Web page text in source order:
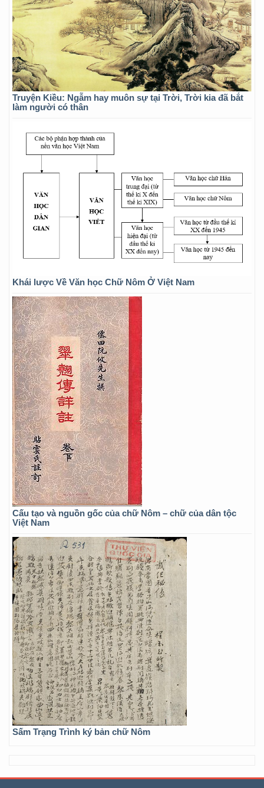
Truyện Kiều: Ngẫm hay muôn sự tại Trời, Trời kia đã bắt
làm người có thân
Khái lược Về Văn học Chữ Nôm Ở Việt Nam
Cấu tạo và nguồn gốc của chữ Nôm – chữ của dân tộc
Việt Nam
Sấm Trạng Trình ký bản chữ Nôm